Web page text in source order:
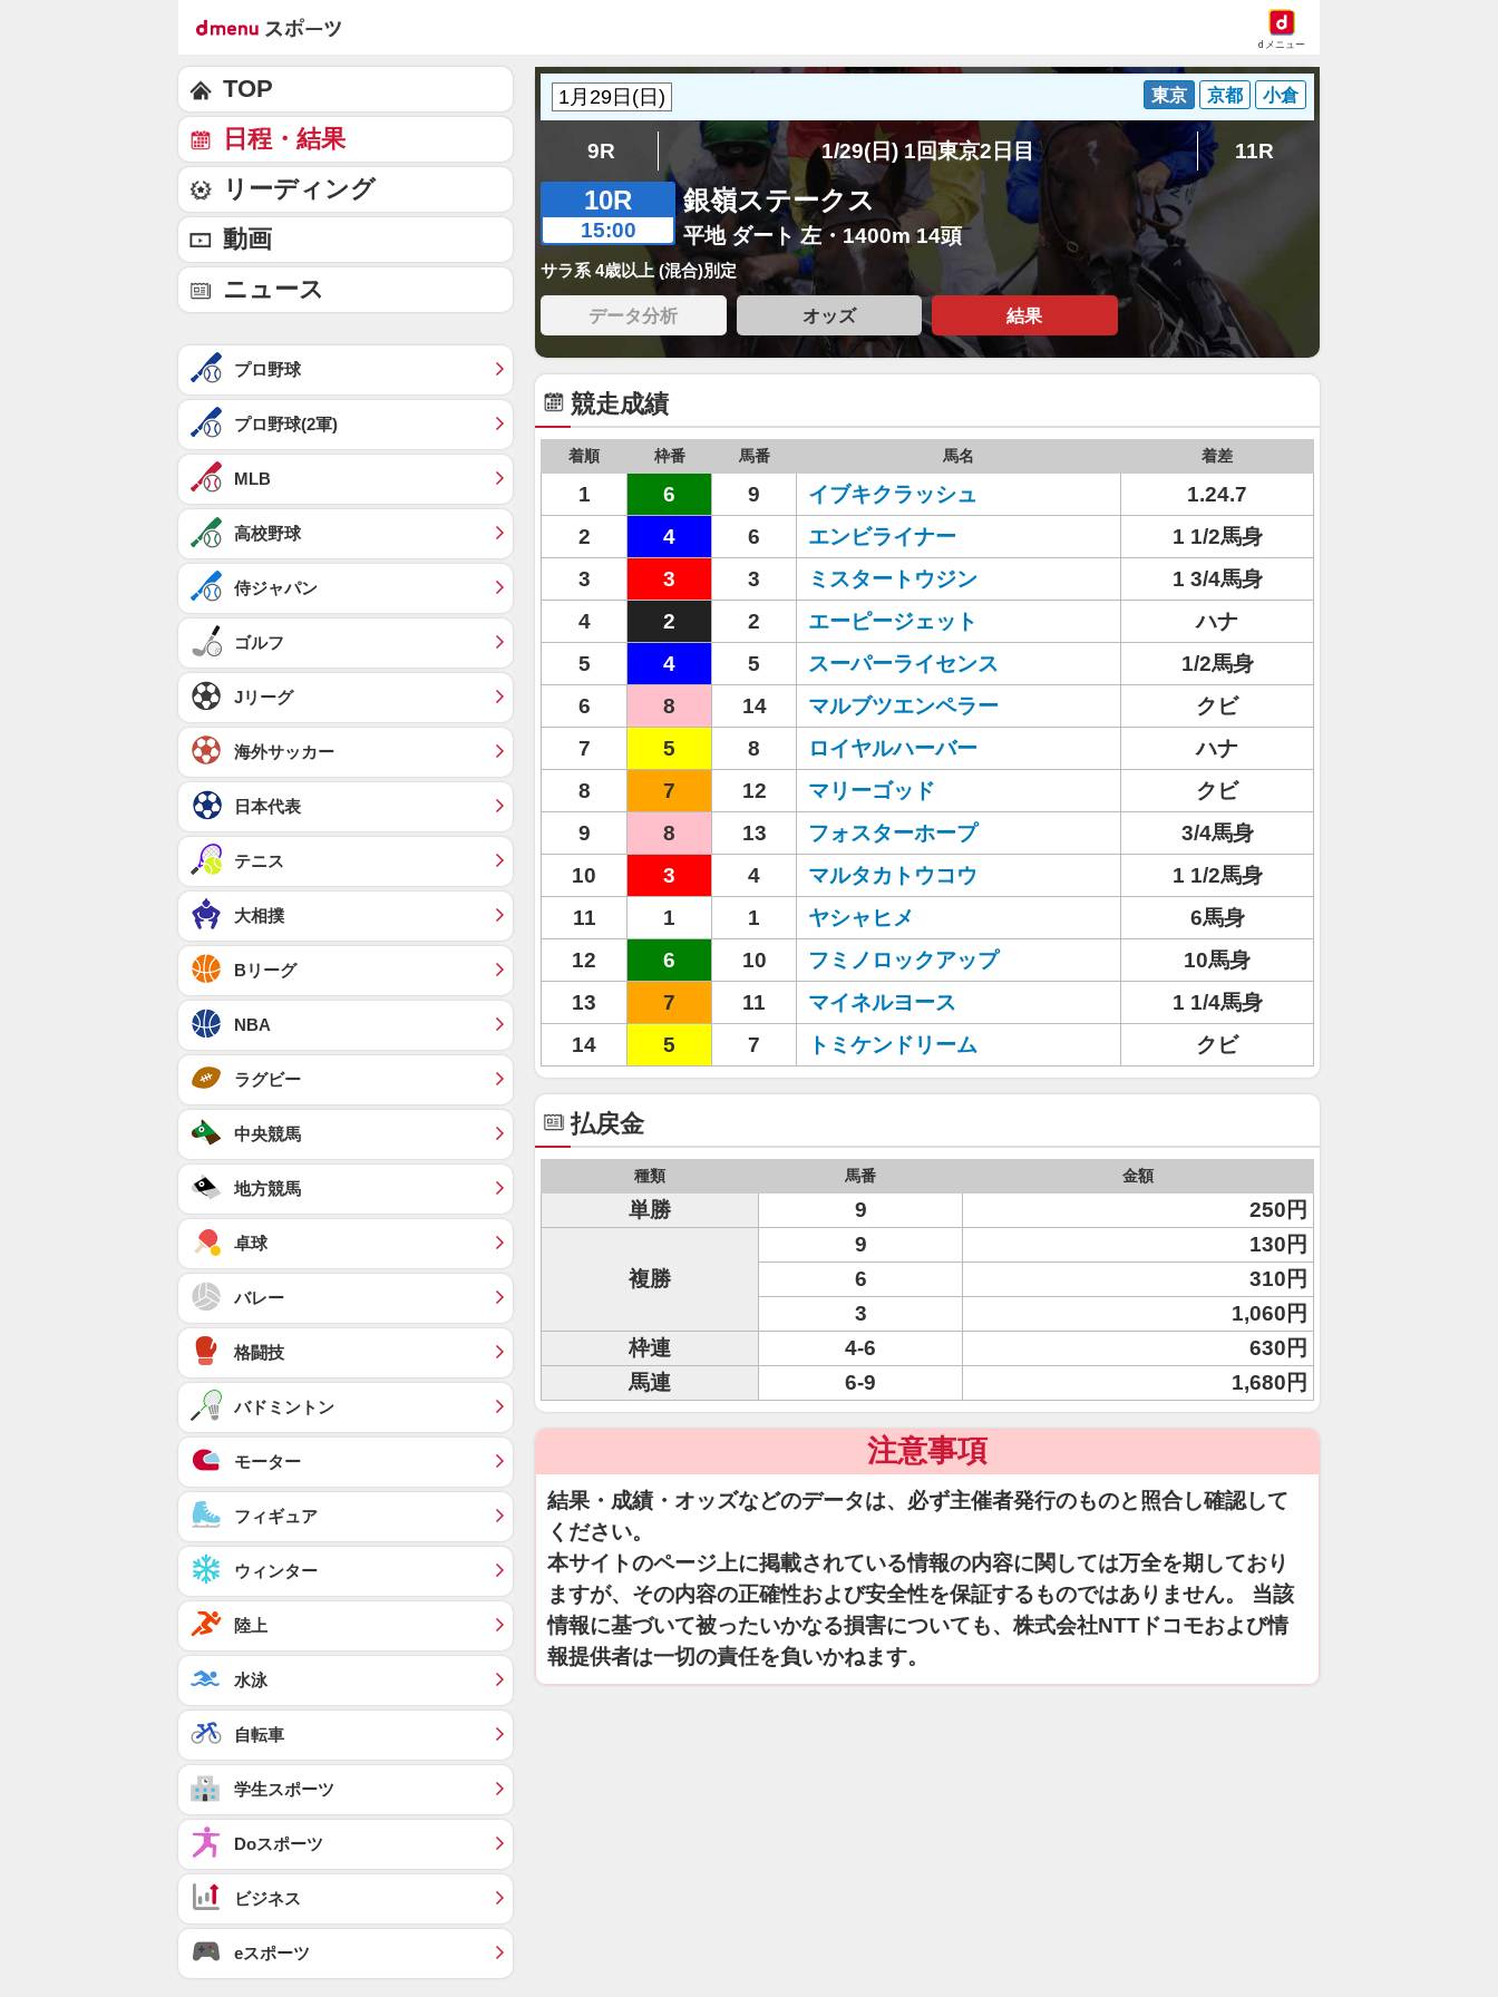
dメニュー
東京 京都 小倉
9R 1/29(日) 1回東京2日目 11R
10R
15:00
銀嶺ステークス
平地 ダート 左・1400m 14頭
サラ系 4歳以上 (混合)別定
データ分析 オッズ 結果
競走成績
着順 枠番 馬番 馬名 着差
1 6 9 イブキクラッシュ
1.24.7
2
4 6 エンビライナー
1 1/2馬身
3
3 3 ミスタートウジン
1 3/4馬身
4
2 2 エーピージェット
ハナ
5
4 5 スーパーライセンス
1/2馬身
6
8 14 マルブツエンペラー
クビ
7
5 8 ロイヤルハーバー
ハナ
8
7 12 マリーゴッド
クビ
9
8 13 フォスターホープ
3/4馬身
10
3 4 マルタカトウコウ
1 1/2馬身
11
1 1 ヤシャヒメ
6馬身
12
6 10 フミノロックアップ
10馬身
13
7 11 マイネルヨース
1 1/4馬身
14
5 7 トミケンドリーム クビ
払戻金
種類 馬番 金額
単勝 9 250円
複勝
9
130円
6
310円
3
1,060円
枠連
4-6
630円
馬連
6-9 1,680円
注意事項
結果・成績・オッズなどのデータは、必ず主催者発行のものと照合し確認して
ください。
本サイトのページ上に掲載されている情報の内容に関しては万全を期しており
ますが、その内容の正確性および安全性を保証するものではありません。 当該
情報に基づいて被ったいかなる損害についても、株式会社NTTドコモおよび情
報提供者は一切の責任を負いかねます。
TOP
日程・結果
リーディング
動画
ニュース
プロ野球
プロ野球(2軍)
MLB
高校野球
侍ジャパン
ゴルフ
Jリーグ
海外サッカー
日本代表
テニス
大相撲
Bリーグ
NBA
ラグビー
中央競馬
地方競馬
卓球
バレー
格闘技
バドミントン
モーター
フィギュア
ウィンター
陸上
水泳
自転車
学生スポーツ
Doスポーツ
ビジネス
eスポーツ